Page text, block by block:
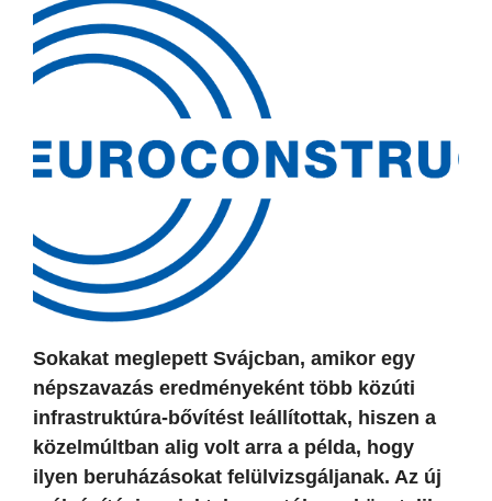
Sokakat meglepett Svájcban, amikor egy
népszavazás eredményeként több közúti
infrastruktúra-bővítést leállítottak, hiszen a
közelmúltban alig volt arra a példa, hogy
ilyen beruházásokat felülvizsgáljanak. Az új